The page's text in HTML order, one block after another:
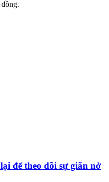
để theo dõi sự giãn nở